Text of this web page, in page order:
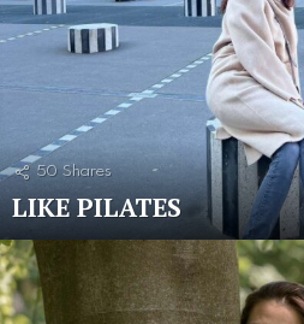
50 Shares
LIKE PILATES